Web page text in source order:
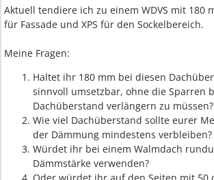
Aktuell tendiere ich zu einem WDVS mit 180
für Fassade und XPS für den Sockelbereich.
Meine Fragen:
Haltet ihr 180 mm bei diesen
sinnvoll umsetzbar, ohne die Sparren
Dachüberstand verlängern zu müssen?
Wie viel Dachüberstand sollte eurer
der Dämmung mindestens verbleiben?
Würdet ihr bei einem Walmdach
Dämmstärke verwenden?